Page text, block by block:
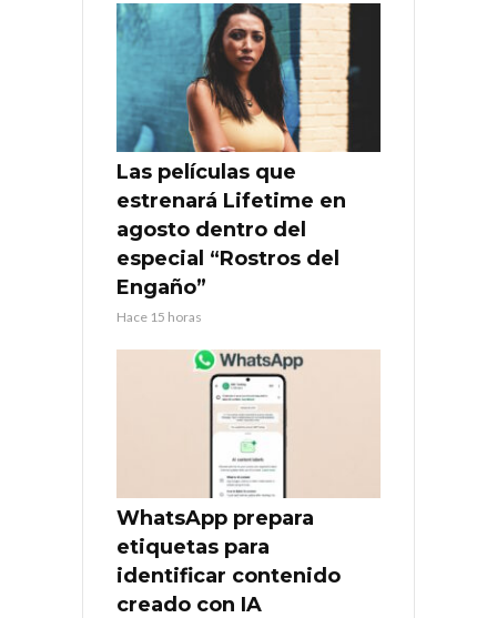
Las películas que
estrenará Lifetime en
agosto dentro del
especial “Rostros del
Engaño”
Hace 15 horas
WhatsApp prepara
etiquetas para
identificar contenido
creado con IA